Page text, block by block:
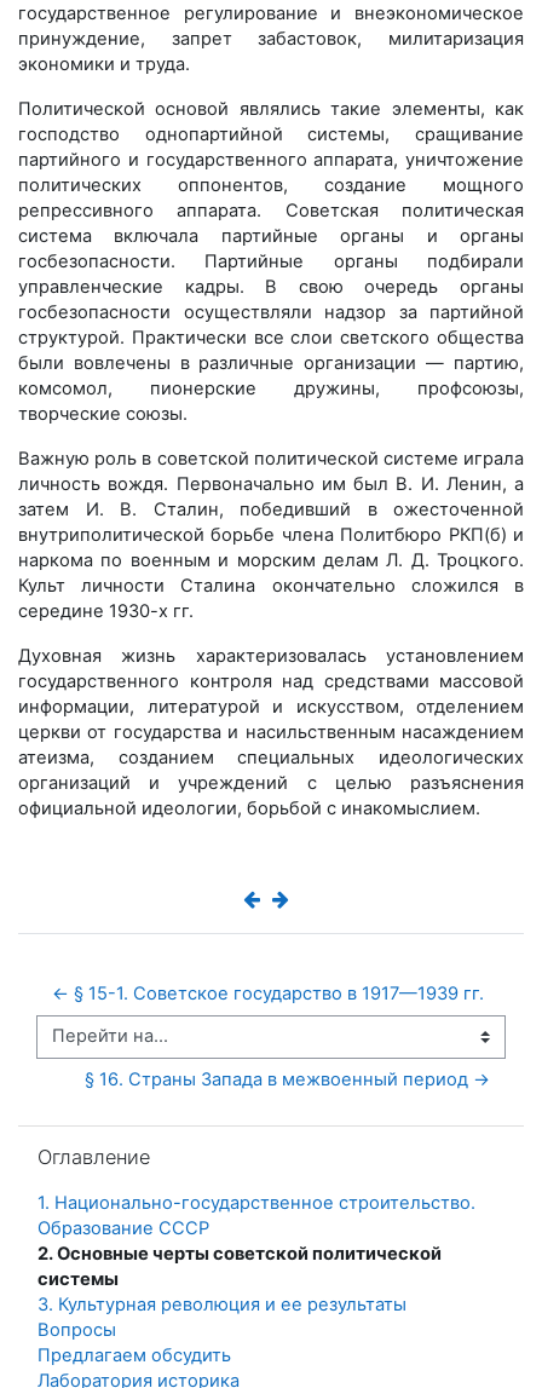
государственное регулирование и внеэкономическое
принуждение, запрет забастовок, милитаризация
экономики и труда.
Политической основой являлись такие элементы, как
господство однопартийной системы, сращивание
партийного и государственного аппарата, уничтожение
политических оппонентов, создание мощного
репрессивного аппарата. Советская политическая
система включала партийные органы и органы
госбезопасности. Партийные органы подбирали
управленческие кадры. В свою очередь органы
госбезопасности осуществляли надзор за партийной
структурой. Практически все слои светского общества
были вовлечены в различные организации — партию,
комсомол, пионерские дружины, профсоюзы,
творческие союзы.
Важную роль в советской политической системе играла
личность вождя. Первоначально им был В. И. Ленин, а
затем И. В. Сталин, победивший в ожесточенной
внутриполитической борьбе члена Политбюро РКП(б) и
наркома по военным и морским делам Л. Д. Троцкого.
Культ личности Сталина окончательно сложился в
середине 1930-х гг.
Духовная жизнь характеризовалась установлением
государственного контроля над средствами массовой
информации, литературой и искусством, отделением
церкви от государства и насильственным насаждением
атеизма, созданием специальных идеологических
организаций и учреждений с целью разъяснения
официальной идеологии, борьбой с инакомыслием.
← § 15-1. Советское государство в 1917—1939 гг.
Перейти на...
§ 16. Страны Запада в межвоенный период →
Оглавление
1. Национально-государственное строительство.
Образование СССР
2. Основные черты советской политической
системы
3. Культурная революция и ее результаты
Вопросы
Предлагаем обсудить
Лаборатория историка